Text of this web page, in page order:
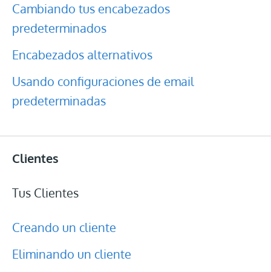
Cambiando tus encabezados
predeterminados
Encabezados alternativos
Usando configuraciones de email
predeterminadas
Clientes
Tus Clientes
Creando un cliente
Eliminando un cliente